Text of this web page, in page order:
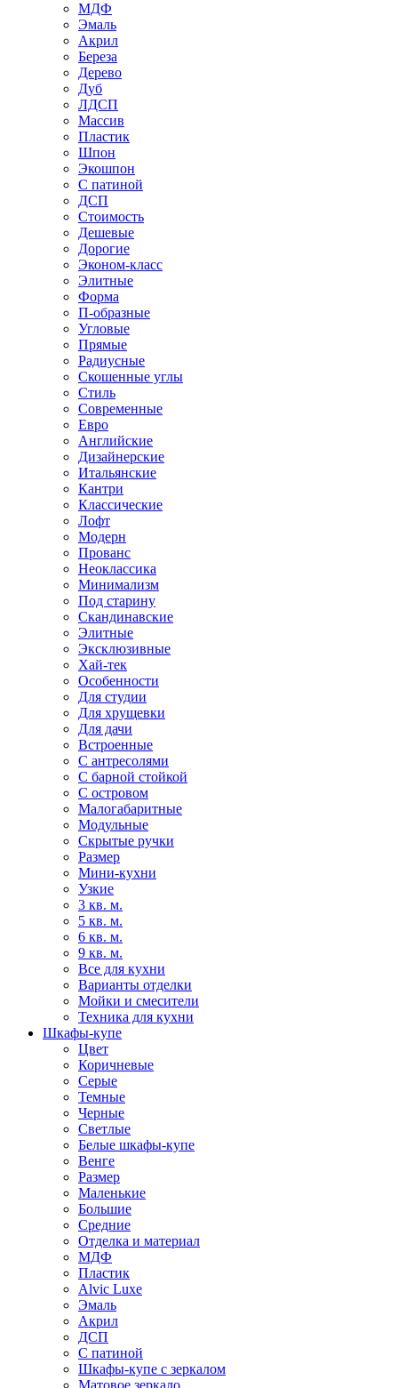
МДФ
Эмаль
Акрил
Береза
Дерево
Дуб
ЛДСП
Массив
Пластик
Шпон
Экошпон
С патиной
ДСП
Стоимость
Дешевые
Дорогие
Эконом-класс
Элитные
Форма
П-образные
Угловые
Прямые
Радиусные
Скошенные углы
Стиль
Современные
Евро
Английские
Дизайнерские
Итальянские
Кантри
Классические
Лофт
Модерн
Прованс
Неоклассика
Минимализм
Под старину
Скандинавские
Элитные
Эксклюзивные
Хай-тек
Особенности
Для студии
Для хрущевки
Для дачи
Встроенные
С антресолями
С барной стойкой
С островом
Малогабаритные
Модульные
Скрытые ручки
Размер
Мини-кухни
Узкие
3 кв. м.
5 кв. м.
6 кв. м.
9 кв. м.
Все для кухни
Варианты отделки
Мойки и смесители
Техника для кухни
Шкафы-купе
Цвет
Коричневые
Серые
Темные
Черные
Светлые
Белые шкафы-купе
Венге
Размер
Маленькие
Большие
Средние
Отделка и материал
МДФ
Пластик
Alvic Luxe
Эмаль
Акрил
ДСП
С патиной
Шкафы-купе с зеркалом
Матовое зеркало